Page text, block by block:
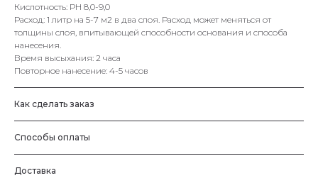
Кислотность: РН 8,0-9,0
Расход: 1 литр на 5-7 м2 в два слоя. Расход может меняться от
толщины слоя, впитывающей способности основания и способа
нанесения.
Время высыхания: 2 часа
Повторное нанесение: 4-5 часов
Как сделать заказ
Способы оплаты
Доставка